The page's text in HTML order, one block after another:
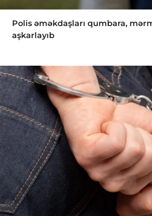
Polis əməkdaşları qumbara,
aşkarlayıb